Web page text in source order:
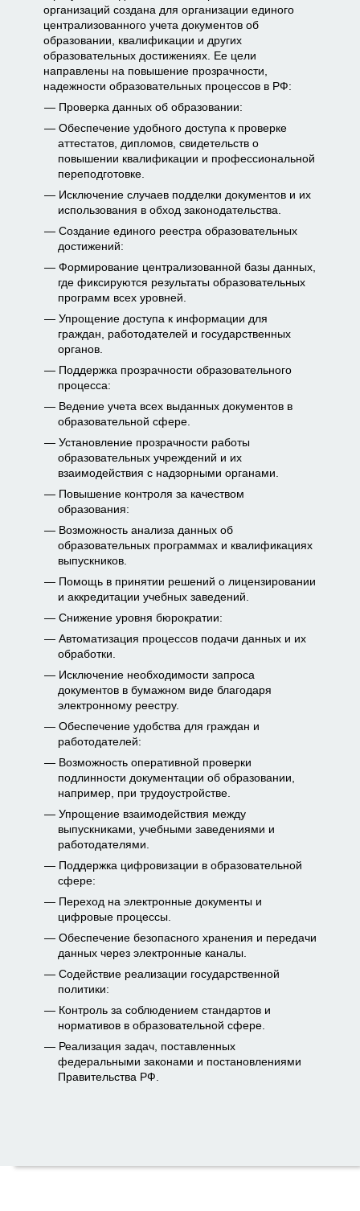
организаций создана для организации единого
централизованного учета документов об
образовании, квалификации и других
образовательных достижениях. Ее цели
направлены на повышение прозрачности,
надежности образовательных процессов в РФ:
Проверка данных об образовании:
Обеспечение удобного доступа к проверке
аттестатов, дипломов, свидетельств о
повышении квалификации и профессиональной
переподготовке.
Исключение случаев подделки документов и их
использования в обход законодательства.
Создание единого реестра образовательных
достижений:
Формирование централизованной базы данных,
где фиксируются результаты образовательных
программ всех уровней.
Упрощение доступа к информации для
граждан, работодателей и государственных
органов.
Поддержка прозрачности образовательного
процесса:
Ведение учета всех выданных документов в
образовательной сфере.
Установление прозрачности работы
образовательных учреждений и их
взаимодействия с надзорными органами.
Повышение контроля за качеством
образования:
Возможность анализа данных об
образовательных программах и квалификациях
выпускников.
Помощь в принятии решений о лицензировании
и аккредитации учебных заведений.
Снижение уровня бюрократии:
Автоматизация процессов подачи данных и их
обработки.
Исключение необходимости запроса
документов в бумажном виде благодаря
электронному реестру.
Обеспечение удобства для граждан и
работодателей:
Возможность оперативной проверки
подлинности документации об образовании,
например, при трудоустройстве.
Упрощение взаимодействия между
выпускниками, учебными заведениями и
работодателями.
Поддержка цифровизации в образовательной
сфере:
Переход на электронные документы и
цифровые процессы.
Обеспечение безопасного хранения и передачи
данных через электронные каналы.
Содействие реализации государственной
политики:
Контроль за соблюдением стандартов и
нормативов в образовательной сфере.
Реализация задач, поставленных
федеральными законами и постановлениями
Правительства РФ.